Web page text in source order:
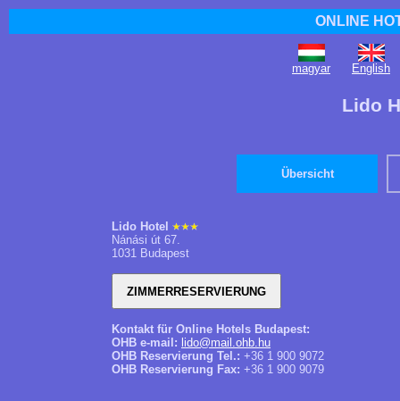
ONLINE
magyar English
Lido
Übersicht
Lido Hotel
Nánási út 67.
1031 Budapest
Kontakt für Online Hotels Budapest:
OHB e-mail: lido@mail.ohb.hu
OHB Reservierung Tel.: +36 1 900 9072
OHB Reservierung Fax: +36 1 900 9079